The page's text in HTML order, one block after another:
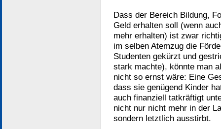
Dass der Bereich Bildung,
Geld erhalten soll (wenn
mehr erhalten) ist zwar
im selben Atemzug die
Studenten gekürzt und
stark machte), könnte man
nicht so ernst wäre: Eine
dass sie genügend Kinder
auch finanziell tatkräftigt
nicht nur nicht mehr in der
sondern letztlich ausstirbt.